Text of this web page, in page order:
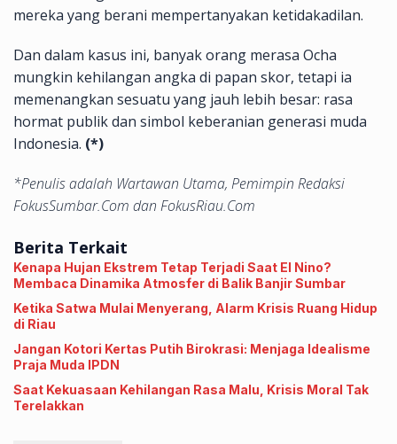
mereka yang berani mempertanyakan ketidakadilan.
Dan dalam kasus ini, banyak orang merasa Ocha
mungkin kehilangan angka di papan skor, tetapi ia
memenangkan sesuatu yang jauh lebih besar: rasa
hormat publik dan simbol keberanian generasi muda
Indonesia. (*)
*Penulis adalah Wartawan Utama, Pemimpin Redaksi
FokusSumbar.Com dan FokusRiau.Com
Berita Terkait
Kenapa Hujan Ekstrem Tetap Terjadi Saat El Nino?
Membaca Dinamika Atmosfer di Balik Banjir Sumbar
Ketika Satwa Mulai Menyerang, Alarm Krisis Ruang Hidup
di Riau
Jangan Kotori Kertas Putih Birokrasi: Menjaga Idealisme
Praja Muda IPDN
Saat Kekuasaan Kehilangan Rasa Malu, Krisis Moral Tak
Terelakkan